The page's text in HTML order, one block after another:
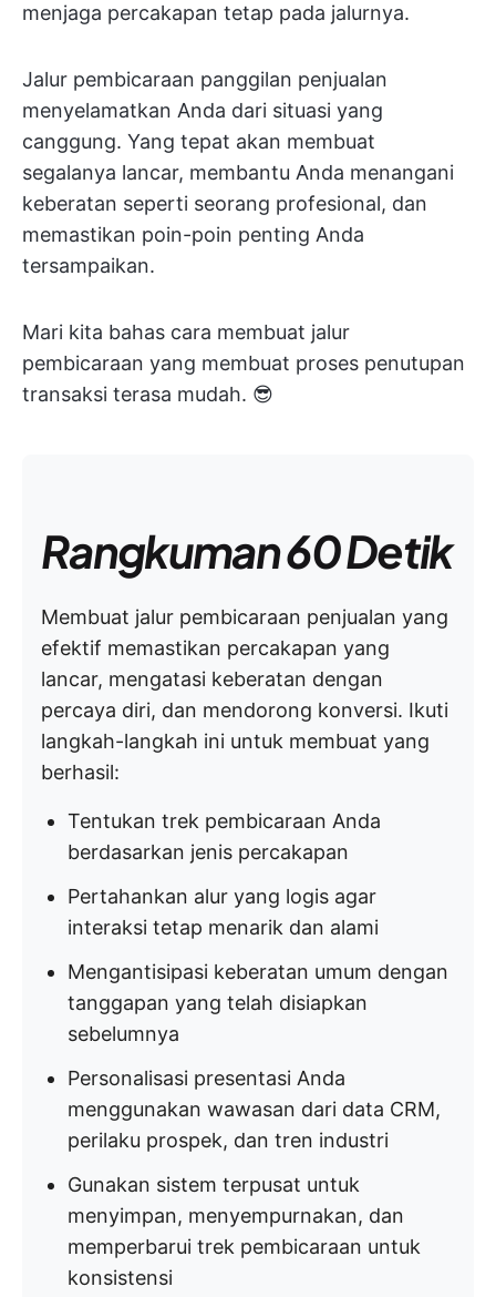
menjaga percakapan tetap pada jalurnya.
Jalur pembicaraan panggilan penjualan
menyelamatkan Anda dari situasi yang
canggung. Yang tepat akan membuat
segalanya lancar, membantu Anda menangani
keberatan seperti seorang profesional, dan
memastikan poin-poin penting Anda
tersampaikan.
Mari kita bahas cara membuat jalur
pembicaraan yang membuat proses penutupan
transaksi terasa mudah. 😎
Rangkuman 60 Detik
Membuat jalur pembicaraan penjualan yang
efektif memastikan percakapan yang
lancar, mengatasi keberatan dengan
percaya diri, dan mendorong konversi. Ikuti
langkah-langkah ini untuk membuat yang
berhasil:
Tentukan trek pembicaraan Anda
berdasarkan jenis percakapan
Pertahankan alur yang logis agar
interaksi tetap menarik dan alami
Mengantisipasi keberatan umum dengan
tanggapan yang telah disiapkan
sebelumnya
Personalisasi presentasi Anda
menggunakan wawasan dari data CRM,
perilaku prospek, dan tren industri
Gunakan sistem terpusat untuk
menyimpan, menyempurnakan, dan
memperbarui trek pembicaraan untuk
konsistensi